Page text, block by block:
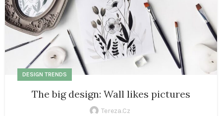
DESIGN TRENDS
The big design: Wall likes pictures
Tereza.cz